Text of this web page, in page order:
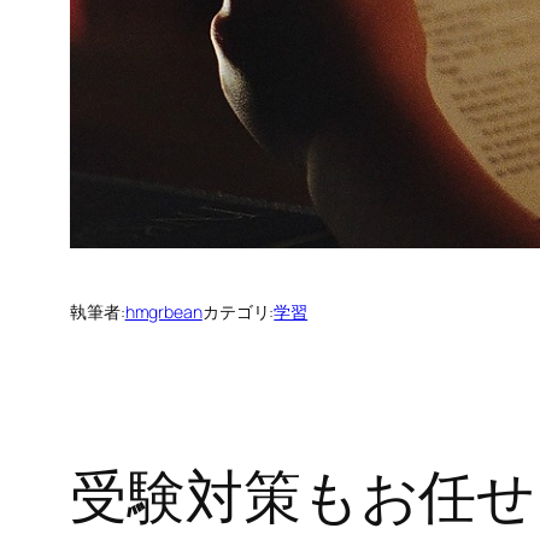
執筆者:hmgrbeanカテゴリ:学習
受験対策もお任